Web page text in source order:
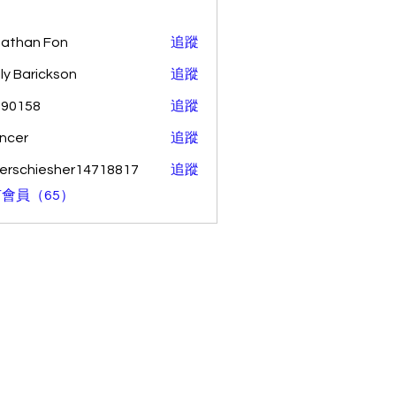
Fon 追蹤
Barickson 追蹤
追蹤
追蹤
追蹤
員（65）